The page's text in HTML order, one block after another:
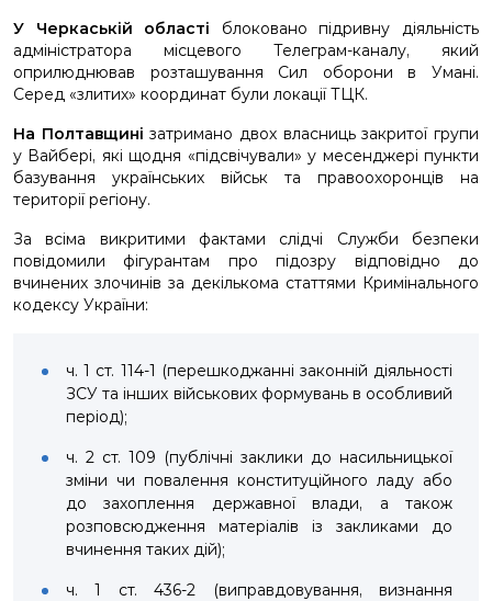
У Черкаській області блоковано підривну діяльність
адміністратора місцевого Телеграм-каналу, який
оприлюднював розташування Сил оборони в Умані.
Серед «злитих» координат були локації ТЦК.
На Полтавщині затримано двох власниць закритої групи
у Вайбері, які щодня «підсвічували» у месенджері пункти
базування українських військ та правоохоронців на
території регіону.
За всіма викритими фактами слідчі Служби безпеки
повідомили фігурантам про підозру відповідно до
вчинених злочинів за декількома статтями Кримінального
кодексу України:
ч. 1 ст. 114-1 (перешкоджанні законній діяльності
ЗСУ та інших військових формувань в особливий
період);
ч. 2 ст. 109 (публічні заклики до насильницької
зміни чи повалення конституційного ладу або
до захоплення державної влади, а також
розповсюдження матеріалів із закликами до
вчинення таких дій);
ч. 1 ст. 436-2 (виправдовування, визнання